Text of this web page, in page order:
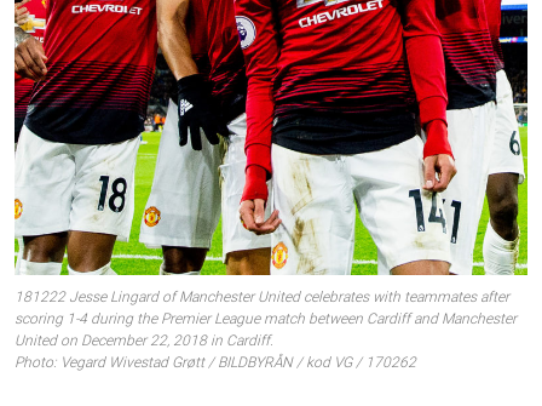
181222 Jesse Lingard of Manchester United celebrates with teammates after
scoring 1-4 during the Premier League match between Cardiff and Manchester
United on December 22, 2018 in Cardiff.
Photo: Vegard Wivestad Grøtt / BILDBYRÅN / kod VG / 170262